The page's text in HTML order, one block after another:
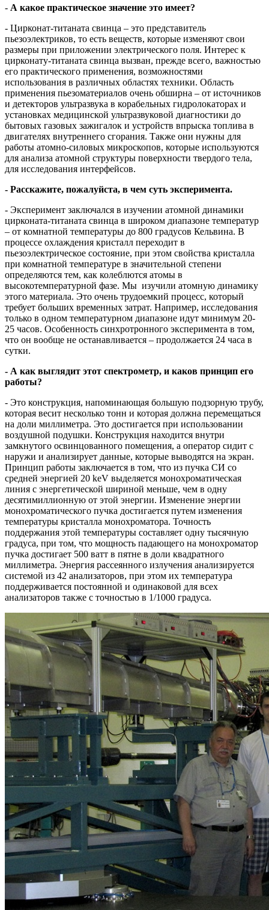
- А какое практическое значение это имеет?
- Цирконат-титаната свинца – это представитель
пьезоэлектриков, то есть веществ, которые изменяют свои
размеры при приложении электрического поля. Интерес к
цирконату-титаната свинца вызван, прежде всего, важностью
его практического применения, возможностями
использования в различных областях техники. Область
применения пьезоматериалов очень обширна – от источников
и детекторов ультразвука в корабельных гидролокаторах и
установках медицинской ультразвуковой диагностики до
бытовых газовых зажигалок и устройств впрыска топлива в
двигателях внутреннего сгорания. Также они нужны для
работы атомно-силовых микроскопов, которые используются
для анализа атомной структуры поверхности твердого тела,
для исследования интерфейсов.
- Расскажите, пожалуйста, в чем суть эксперимента.
- Эксперимент заключался в изучении атомной динамики
цирконата-титаната свинца в широком диапазоне температур
– от комнатной температуры до 800 градусов Кельвина. В
процессе охлаждения кристалл переходит в
пьезоэлектрическое состояние, при этом свойства кристалла
при комнатной температуре в значительной степени
определяются тем, как колеблются атомы в
высокотемпературной фазе. Мы изучили атомную динамику
этого материала. Это очень трудоемкий процесс, который
требует больших временных затрат. Например, исследования
только в одном температурном диапазоне идут минимум 20-
25 часов. Особенность синхротронного эксперимента в том,
что он вообще не останавливается – продолжается 24 часа в
сутки.
- А как выглядит этот спектрометр, и каков принцип его
работы?
- Это конструкция, напоминающая большую подзорную трубу,
которая весит несколько тонн и которая должна перемещаться
на доли миллиметра. Это достигается при использовании
воздушной подушки. Конструкция находится внутри
замкнутого освинцованного помещения, а оператор сидит с
наружи и анализирует данные, которые выводятся на экран.
Принцип работы заключается в том, что из пучка СИ со
средней энергией 20 keV выделяется монохроматическая
линия с энергетической шириной меньше, чем в одну
десятимиллионную от этой энергии. Изменение энергии
монохроматического пучка достигается путем изменения
температуры кристалла монохроматора. Точность
поддержания этой температуры составляет одну тысячную
градуса, при том, что мощность падающего на монохроматор
пучка достигает 500 ватт в пятне в доли квадратного
миллиметра. Энергия рассеянного излучения анализируется
системой из 42 анализаторов, при этом их температура
поддерживается постоянной и одинаковой для всех
анализаторов также с точностью в 1/1000 градуса.